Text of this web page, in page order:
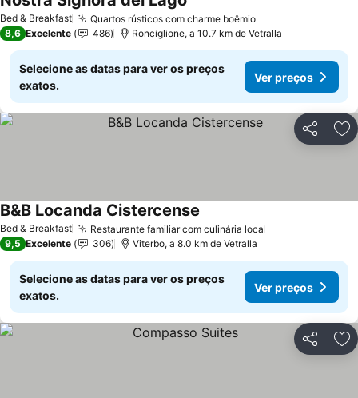
Bed & Breakfast Quartos rústicos com charme boêmio
8,6 Excelente 486 Ronciglione, a 10.7 km de Vetralla
Selecione as datas para ver os preços
exatos.
Ver preços
Partilhar
Bed & Breakfast Restaurante familiar com culinária local
B&B Locanda Cistercense
9,5 Excelente 306 Viterbo, a 8.0 km de Vetralla
Selecione as datas para ver os preços
exatos.
Ver preços
Partilhar